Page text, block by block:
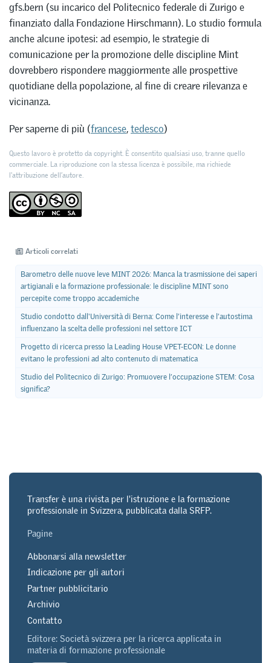
gfs.bern (su incarico del Politecnico federale di Zurigo e
finanziato dalla Fondazione Hirschmann). Lo studio formula
anche alcune ipotesi: ad esempio, le strategie di
comunicazione per la promozione delle discipline Mint
dovrebbero rispondere maggiormente alle prospettive
quotidiane della popolazione, al fine di creare rilevanza e
vicinanza.
Per saperne di più (francese,tedesco)
Questo lavoro è protetto da copyright. È consentito qualsiasi uso, tranne quello
commerciale. La riproduzione con la stessa licenza è possibile, ma richiede
l'attribuzione dell’autore.
Articoli correlati
Barometro delle nuove leve MINT 2026: Manca la trasmissione dei saperi
artigianali e la formazione professionale: le discipline MINT sono
percepite come troppo accademiche
Studio condotto dall'Università di Berna: Come l’interesse e l’autostima
influenzano la scelta delle professioni nel settore ICT
Progetto di ricerca presso la Leading House VPET-ECON: Le donne
evitano le professioni ad alto contenuto di matematica
Studio del Politecnico di Zurigo: Promuovere l’occupazione STEM: Cosa
significa?
Transfer è una rivista per l'istruzione e la formazione
professionale in Svizzera, pubblicata dalla SRFP.
Pagine
Abbonarsi alla newsletter
Indicazione per gli autori
Partner pubblicitario
Archivio
Contatto
Editore: Società svizzera per la ricerca applicata in
materia di formazione professionale